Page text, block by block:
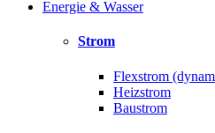
Energie & Wasser
Strom
Flexstrom
Heizstrom
Baustrom